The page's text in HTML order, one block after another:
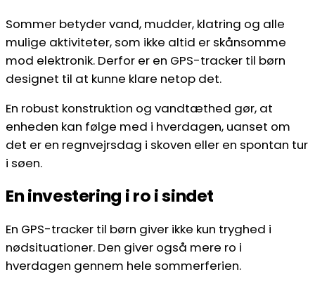
Sommer betyder vand, mudder, klatring og alle
mulige aktiviteter, som ikke altid er skånsomme
mod elektronik. Derfor er en GPS-tracker til børn
designet til at kunne klare netop det.
En robust konstruktion og vandtæthed gør, at
enheden kan følge med i hverdagen, uanset om
det er en regnvejrsdag i skoven eller en spontan tur
i søen.
En investering i ro i sindet
En GPS-tracker til børn giver ikke kun tryghed i
nødsituationer. Den giver også mere ro i
hverdagen gennem hele sommerferien.